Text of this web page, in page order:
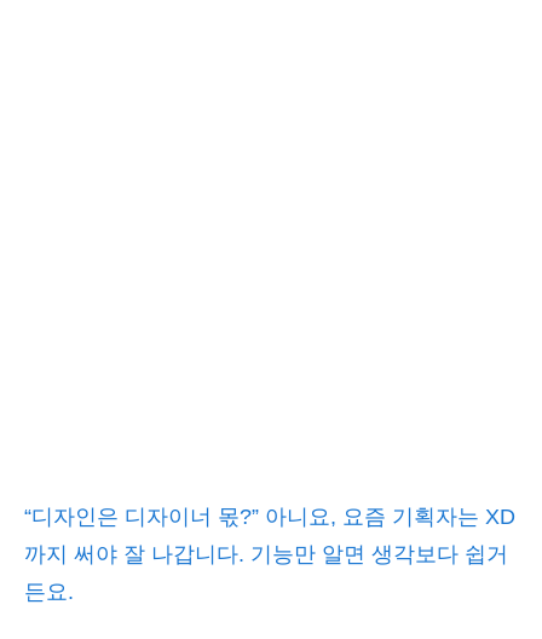
“디자인은 디자이너 몫?” 아니요, 요즘 기획자는 XD
까지 써야 잘 나갑니다. 기능만 알면 생각보다 쉽거
든요.